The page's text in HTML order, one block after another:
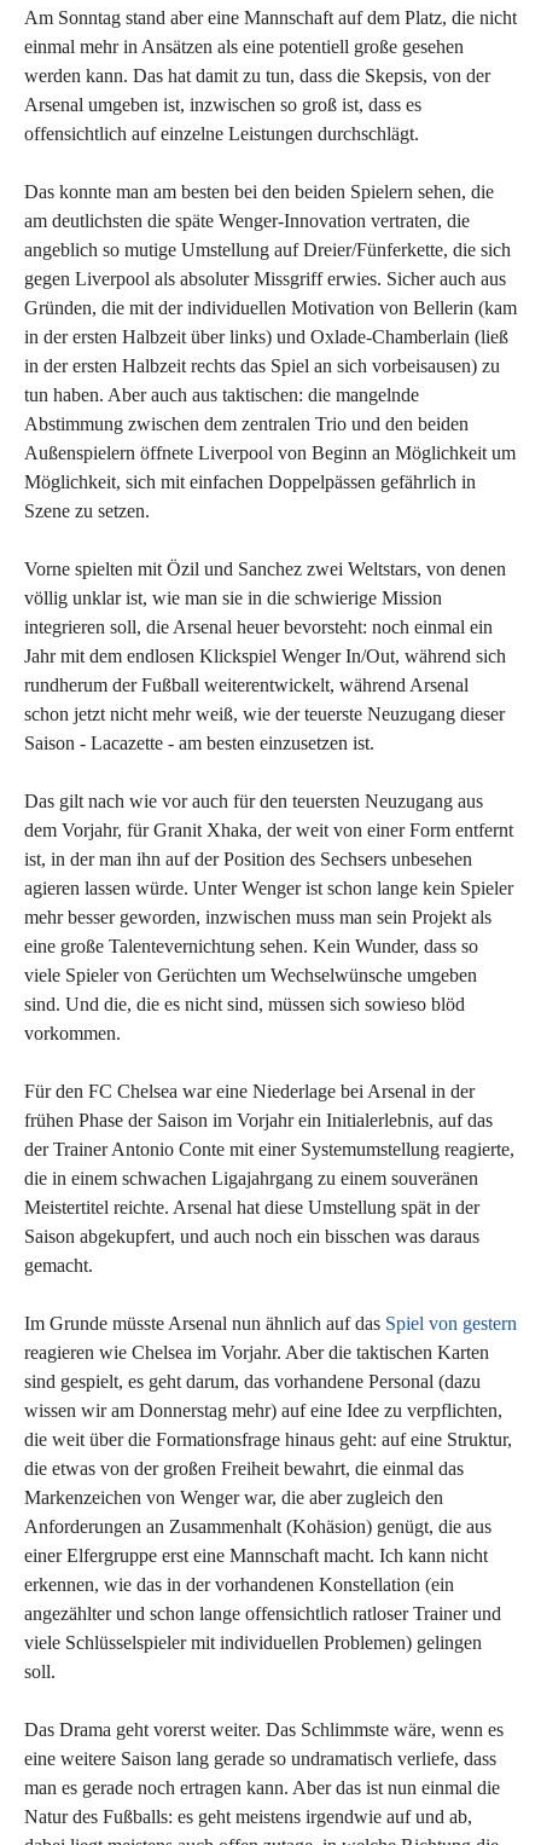
Am Sonntag stand aber eine Mannschaft auf dem Platz, die nicht
einmal mehr in Ansätzen als eine potentiell große gesehen
werden kann. Das hat damit zu tun, dass die Skepsis, von der
Arsenal umgeben ist, inzwischen so groß ist, dass es
offensichtlich auf einzelne Leistungen durchschlägt.
Das konnte man am besten bei den beiden Spielern sehen, die
am deutlichsten die späte Wenger-Innovation vertraten, die
angeblich so mutige Umstellung auf Dreier/Fünferkette, die sich
gegen Liverpool als absoluter Missgriff erwies. Sicher auch aus
Gründen, die mit der individuellen Motivation von Bellerin (kam
in der ersten Halbzeit über links) und Oxlade-Chamberlain (ließ
in der ersten Halbzeit rechts das Spiel an sich vorbeisausen) zu
tun haben. Aber auch aus taktischen: die mangelnde
Abstimmung zwischen dem zentralen Trio und den beiden
Außenspielern öffnete Liverpool von Beginn an Möglichkeit um
Möglichkeit, sich mit einfachen Doppelpässen gefährlich in
Szene zu setzen.
Vorne spielten mit Özil und Sanchez zwei Weltstars, von denen
völlig unklar ist, wie man sie in die schwierige Mission
integrieren soll, die Arsenal heuer bevorsteht: noch einmal ein
Jahr mit dem endlosen Klickspiel Wenger In/Out, während sich
rundherum der Fußball weiterentwickelt, während Arsenal
schon jetzt nicht mehr weiß, wie der teuerste Neuzugang dieser
Saison - Lacazette - am besten einzusetzen ist.
Das gilt nach wie vor auch für den teuersten Neuzugang aus
dem Vorjahr, für Granit Xhaka, der weit von einer Form entfernt
ist, in der man ihn auf der Position des Sechsers unbesehen
agieren lassen würde. Unter Wenger ist schon lange kein Spieler
mehr besser geworden, inzwischen muss man sein Projekt als
eine große Talentevernichtung sehen. Kein Wunder, dass so
viele Spieler von Gerüchten um Wechselwünsche umgeben
sind. Und die, die es nicht sind, müssen sich sowieso blöd
vorkommen.
Für den FC Chelsea war eine Niederlage bei Arsenal in der
frühen Phase der Saison im Vorjahr ein Initialerlebnis, auf das
der Trainer Antonio Conte mit einer Systemumstellung reagierte,
die in einem schwachen Ligajahrgang zu einem souveränen
Meistertitel reichte. Arsenal hat diese Umstellung spät in der
Saison abgekupfert, und auch noch ein bisschen was daraus
gemacht.
Im Grunde müsste Arsenal nun ähnlich auf das Spiel von gestern
reagieren wie Chelsea im Vorjahr. Aber die taktischen Karten
sind gespielt, es geht darum, das vorhandene Personal (dazu
wissen wir am Donnerstag mehr) auf eine Idee zu verpflichten,
die weit über die Formationsfrage hinaus geht: auf eine Struktur,
die etwas von der großen Freiheit bewahrt, die einmal das
Markenzeichen von Wenger war, die aber zugleich den
Anforderungen an Zusammenhalt (Kohäsion) genügt, die aus
einer Elfergruppe erst eine Mannschaft macht. Ich kann nicht
erkennen, wie das in der vorhandenen Konstellation (ein
angezählter und schon lange offensichtlich ratloser Trainer und
viele Schlüsselspieler mit individuellen Problemen) gelingen
soll.
Das Drama geht vorerst weiter. Das Schlimmste wäre, wenn es
eine weitere Saison lang gerade so undramatisch verliefe, dass
man es gerade noch ertragen kann. Aber das ist nun einmal die
Natur des Fußballs: es geht meistens irgendwie auf und ab,